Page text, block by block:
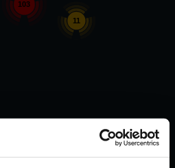
103
11